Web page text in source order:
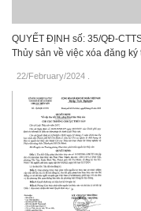
QUYẾT ĐỊNH số: 35/QĐ-
Thủy sản về việc xóa đăng
22/February/2024